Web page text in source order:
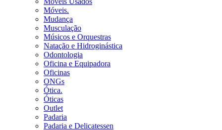
Móveis.
Mudança
Musculação
Músicos e Orquestras
Natação e Hidroginástica
Odontologia
Oficina e Equipadora
Oficinas
ONGs
Ótica.
Óticas
Outlet
Padaria
Padaria e Delicatessen